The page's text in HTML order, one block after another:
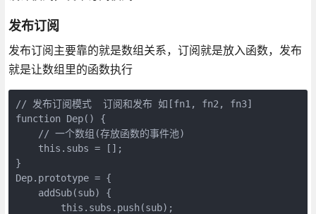
发布订阅
发布订阅主要靠的就是数组关系，订阅就是放入函数，发布
就是让数组里的函数执行
// 发布订阅模式  订阅和发布 如[fn1, fn2, fn3]
function Dep() {
    // 一个数组(存放函数的事件池)
    this.subs = [];
}
Dep.prototype = {
    addSub(sub) {
        this.subs.push(sub);